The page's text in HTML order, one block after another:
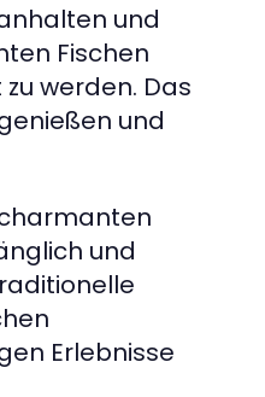
und
Fischen
werden. Das
und
und
Erlebnisse